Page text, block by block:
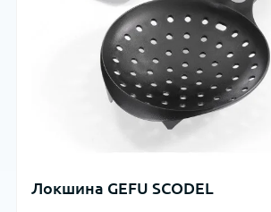
Локшина GEFU SCODEL